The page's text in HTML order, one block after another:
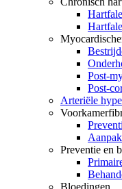
Post-
Post-
Arteriële
Preventie en
Bloedingen